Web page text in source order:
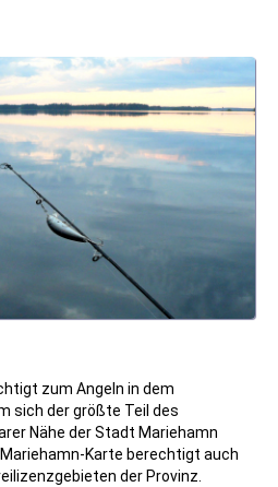
zum Angeln in dem
sich der größte Teil des
Nähe der Stadt Mariehamn
Karte berechtigt auch
der Provinz.